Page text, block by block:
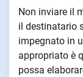
Non inviare il
il destinatario
impegnato in
appropriato è
possa